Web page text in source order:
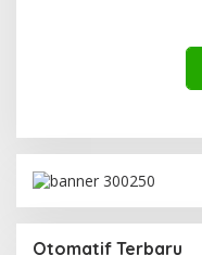
Otomatif Terbaru